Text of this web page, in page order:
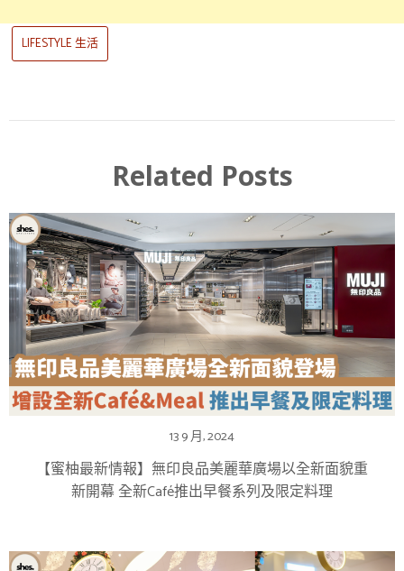
LIFESTYLE 生活
Related Posts
13 9 月, 2024
【蜜柚最新情報】無印良品美麗華廣場以全新面貌重
新開幕 全新Café推出早餐系列及限定料理